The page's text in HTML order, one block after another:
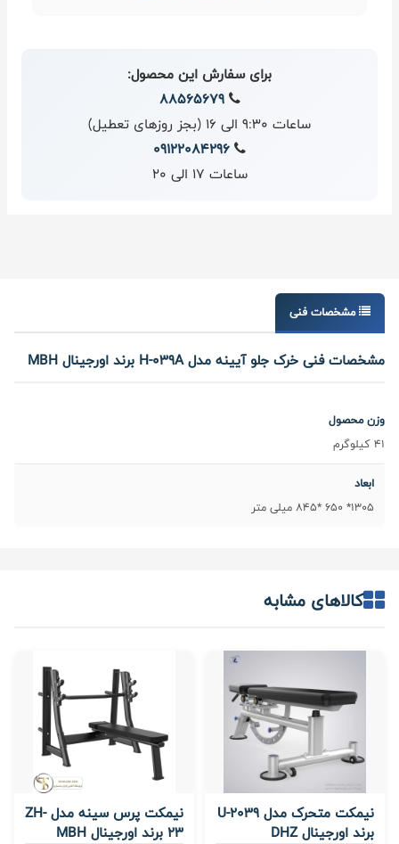
برای سفارش این محصول:
88565679
ساعات 9:30 الی 16 (بجز روزهای تعطیل)
09122084296
ساعات 17 الی 20
مشخصات فنی
مشخصات فنی خرک جلو آیینه مدل H-039A برند اورجینال MBH
وزن محصول
41 کیلوگرم
ابعاد
1305* 650 *845 میلی متر
کالاهای مشابه
نیمکت متحرک مدل U-2039
برند اورجینال DHZ
نیمکت پرس سینه مدل ZH-
23 برند اورجینال MBH